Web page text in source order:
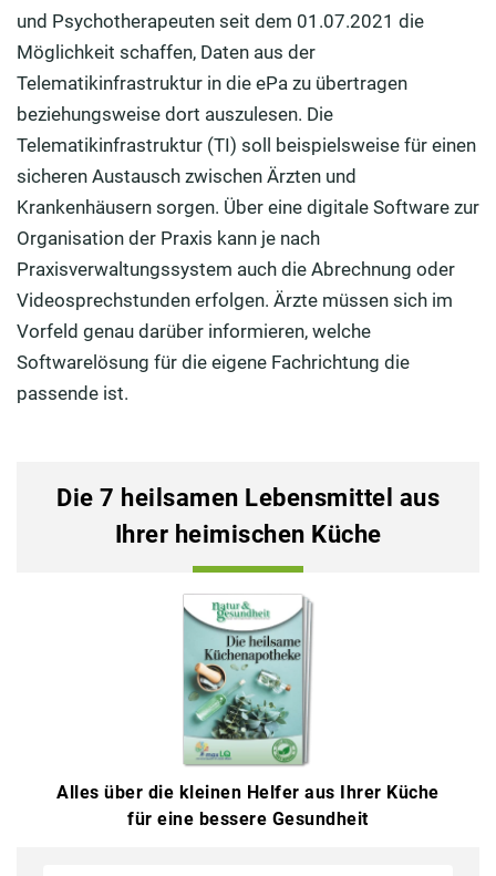
und Psychotherapeuten seit dem 01.07.2021 die
Möglichkeit schaffen, Daten aus der
Telematikinfrastruktur in die ePa zu übertragen
beziehungsweise dort auszulesen. Die
Telematikinfrastruktur (TI) soll beispielsweise für einen
sicheren Austausch zwischen Ärzten und
Krankenhäusern sorgen. Über eine digitale Software zur
Organisation der Praxis kann je nach
Praxisverwaltungssystem auch die Abrechnung oder
Videosprechstunden erfolgen. Ärzte müssen sich im
Vorfeld genau darüber informieren, welche
Softwarelösung für die eigene Fachrichtung die
passende ist.